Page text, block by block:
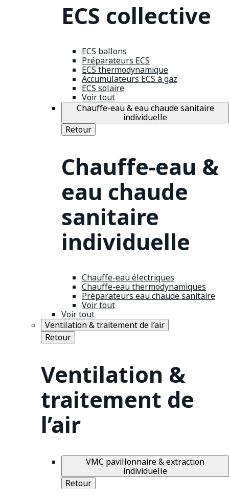
ECS collective
ECS ballons
Préparateurs ECS
ECS thermodynamique
Accumulateurs ECS à gaz
ECS solaire
Voir tout
Chauffe-eau & eau chaude sanitaire
individuelle
Retour
Chauffe-eau &
eau chaude
sanitaire
individuelle
Chauffe-eau électriques
Chauffe-eau thermodynamiques
Préparateurs eau chaude sanitaire
Voir tout
Voir tout
Ventilation & traitement de l’air
Retour
Ventilation &
traitement de
l’air
VMC pavillonnaire & extraction
individuelle
Retour